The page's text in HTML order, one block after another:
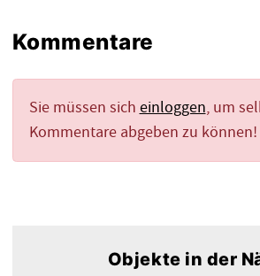
Kommentare
Sie müssen sich einloggen, um
Kommentare abgeben zu können!
Objekte in der